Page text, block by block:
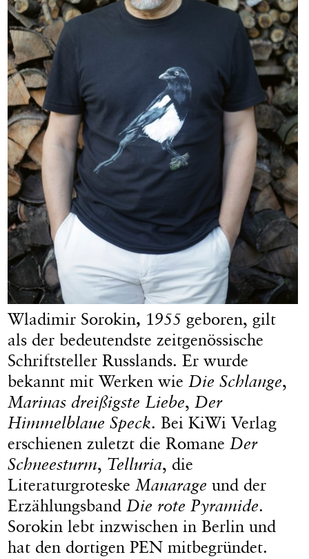
Wladimir Sorokin, 1955 geboren, gilt
als der bedeutendste zeitgenössische
Schriftsteller Russlands. Er wurde
bekannt mit Werken wieDie Schlange,
Marinas dreißigste Liebe, Der
Himmelblaue Speck. Bei KiWi Verlag
erschienen zuletzt die RomaneDer
Schneesturm, Telluria, die
LiteraturgroteskeManarage und der
ErzählungsbandDie rote Pyramide.
Sorokin lebt inzwischen in Berlin und
hat den dortigen PEN mitbegründet.